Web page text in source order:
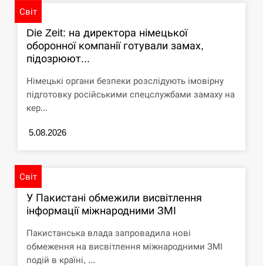
Світ
Die Zeit: на директора німецької
оборонної компанії готували замах,
підозрюют...
Німецькі органи безпеки розслідують імовірну
підготовку російськими спецслужбами замаху на
кер...
5.08.2026
Світ
У Пакистані обмежили висвітлення
інформації міжнародними ЗМІ
Пакистанська влада запровадила нові
обмеження на висвітлення міжнародними ЗМІ
подій в країні, ...